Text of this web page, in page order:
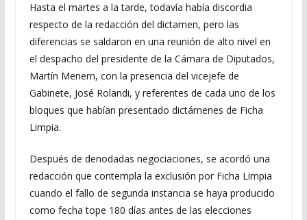
Hasta el martes a la tarde, todavía había discordia
respecto de la redacción del dictamen, pero las
diferencias se saldaron en una reunión de alto nivel en
el despacho del presidente de la Cámara de Diputados,
Martín Menem, con la presencia del vicejefe de
Gabinete, José Rolandi, y referentes de cada uno de los
bloques que habían presentado dictámenes de Ficha
Limpia.
Después de denodadas negociaciones, se acordó una
redacción que contempla la exclusión por Ficha Limpia
cuando el fallo de segunda instancia se haya producido
como fecha tope 180 días antes de las elecciones